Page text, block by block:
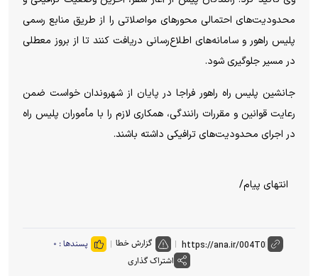
محدودیت‌های احتمالی محورهای مواصلاتی را از طریق منابع رسمی
پلیس راهور و سامانه‌های اطلاع‌رسانی دریافت کنند تا از بروز معطلی
در مسیر جلوگیری شود.
جانشین پلیس راه راهور فراجا در پایان از شهروندان خواست ضمن
رعایت قوانین و مقررات رانندگی، همکاری لازم را با مأموران پلیس راه
در اجرای محدودیت‌های ترافیکی داشته باشند.
انتهای پیام/
گزارش خطا پسندها : ۰
اشتراک گذاری